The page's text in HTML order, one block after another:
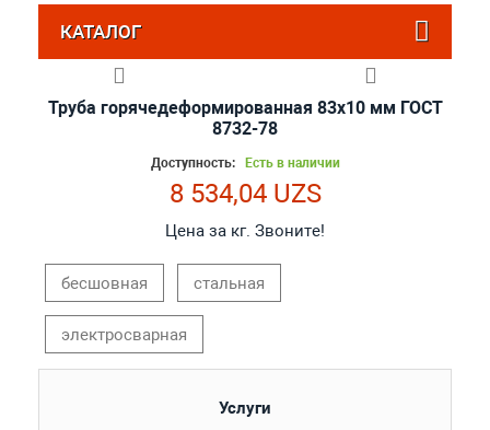
КАТАЛОГ
Труба горячедеформированная 83х10 мм ГОСТ
8732-78
Доступность: Есть в наличии
8 534,04 UZS
Цена за кг. Звоните!
бесшовная стальная
электросварная
Услуги